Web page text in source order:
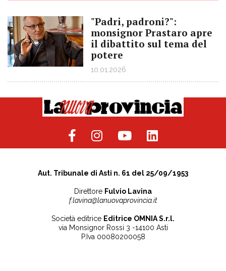
"Padri, padroni?":
monsignor Prastaro apre
il dibattito sul tema del
potere
10.01.2026
Aut. Tribunale di Asti n. 61 del 25/09/1953
Direttore Fulvio Lavina
f.lavina@lanuovaprovincia.it
Società editrice Editrice OMNIA S.r.l.
via Monsignor Rossi 3 -14100 Asti
P.Iva 00080200058